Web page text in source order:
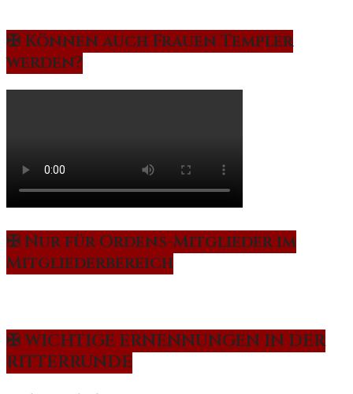
✠ Können auch Frauen Templer
werden?
✠ Nur für Ordens-Mitglieder im
Mitgliederbereich
✠ WICHTIGE ERNENNUNGEN IN DER
RITTERRUNDE